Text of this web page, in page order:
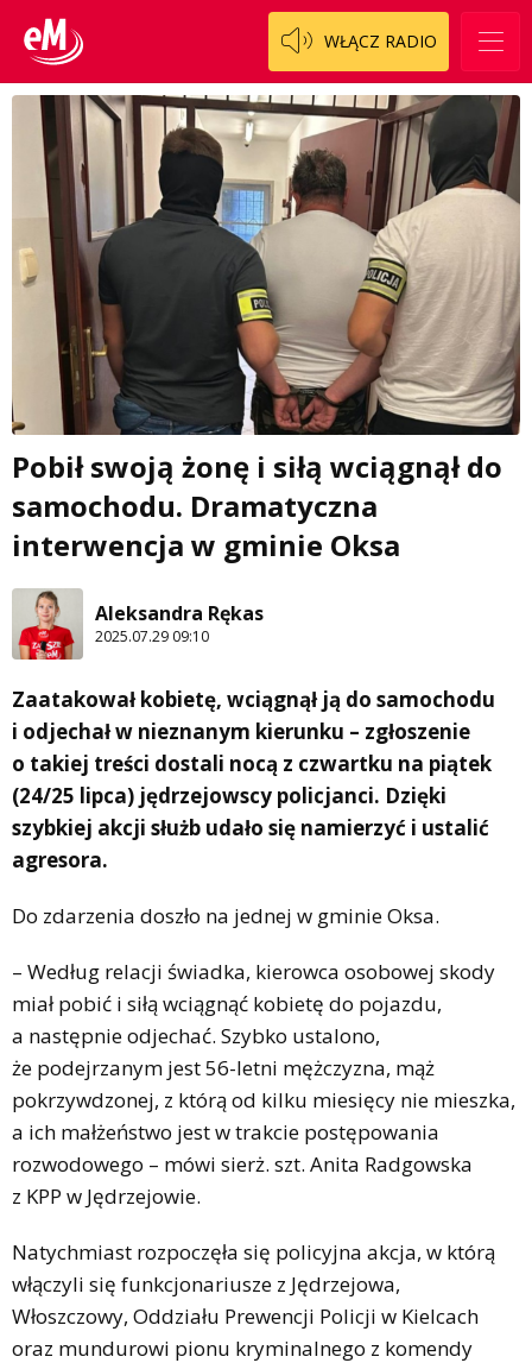
WŁĄCZ RADIO
Pobił swoją żonę i siłą wciągnął do
samochodu. Dramatyczna
interwencja w gminie Oksa
Aleksandra Rękas
2025.07.29 09:10
Zaatakował kobietę, wciągnął ją do samochodu
i odjechał w nieznanym kierunku – zgłoszenie
o takiej treści dostali nocą z czwartku na piątek
(24/25 lipca) jędrzejowscy policjanci. Dzięki
szybkiej akcji służb udało się namierzyć i ustalić
agresora.
Do zdarzenia doszło na jednej w gminie Oksa.
– Według relacji świadka, kierowca osobowej skody
miał pobić i siłą wciągnąć kobietę do pojazdu,
a następnie odjechać. Szybko ustalono,
że podejrzanym jest 56-letni mężczyzna, mąż
pokrzywdzonej, z którą od kilku miesięcy nie mieszka,
a ich małżeństwo jest w trakcie postępowania
rozwodowego – mówi sierż. szt. Anita Radgowska
z KPP w Jędrzejowie.
Natychmiast rozpoczęła się policyjna akcja, w którą
włączyli się funkcjonariusze z Jędrzejowa,
Włoszczowy, Oddziału Prewencji Policji w Kielcach
oraz mundurowi pionu kryminalnego z komendy